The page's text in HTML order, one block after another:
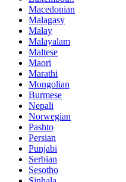
Macedonian
Malagasy
Malay
Malayalam
Maltese
Maori
Marathi
Mongolian
Burmese
Nepali
Norwegian
Pashto
Persian
Punjabi
Serbian
Sesotho